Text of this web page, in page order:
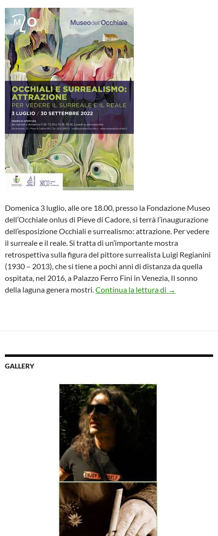
Domenica 3 luglio, alle ore 18.00, presso la Fondazione Museo
dell’Occhiale onlus di Pieve di Cadore, si terrà l’inaugurazione
dell’esposizione Occhiali e surrealismo: attrazione. Per vedere
il surreale e il reale. Si tratta di un’importante mostra
retrospettiva sulla figura del pittore surrealista Luigi Regianini
(1930 – 2013), che si tiene a pochi anni di distanza da quella
ospitata, nel 2016, a Palazzo Ferro Fini in Venezia, Il sonno
della laguna genera mostri. Continua la lettura di Occhiali e
→
GALLERY